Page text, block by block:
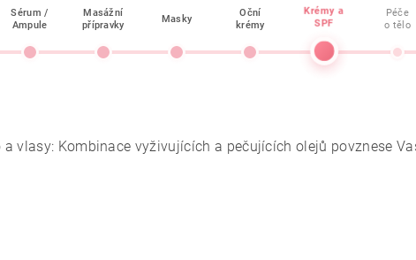
Sérum /
Ampule
Masážní
přípravky
Masky
Oční
krémy
Krémy a
SPF
Péče
o tělo
vlasy: Kombinace vyživujících a pečujících olejů povznese